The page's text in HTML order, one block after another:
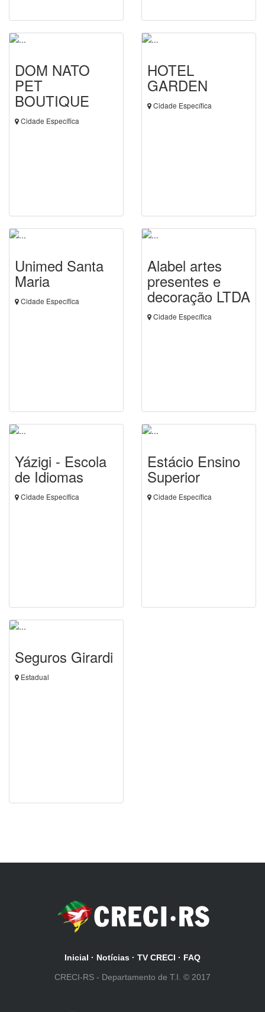
DOM NATO
PET
BOUTIQUE
Cidade Específica
HOTEL
GARDEN
Cidade Específica
Unimed Santa
Maria
Cidade Específica
Alabel artes
presentes e
decoração LTDA
Cidade Específica
Yázigi - Escola
de Idiomas
Cidade Específica
Estácio Ensino
Superior
Cidade Específica
Seguros Girardi
Estadual
Inicial · Notícias · TV CRECI · FAQ
CRECI-RS - Departamento de T.I. © 2017